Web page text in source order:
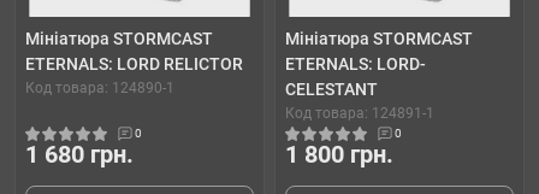
Мініатюра STORMCAST
ETERNALS: LORD RELICTOR
Код товара: 124890-1
0
1 680 грн.
Мініатюра STORMCAST
ETERNALS: LORD-
CELESTANT
Код товара: 124891-1
0
1 800 грн.